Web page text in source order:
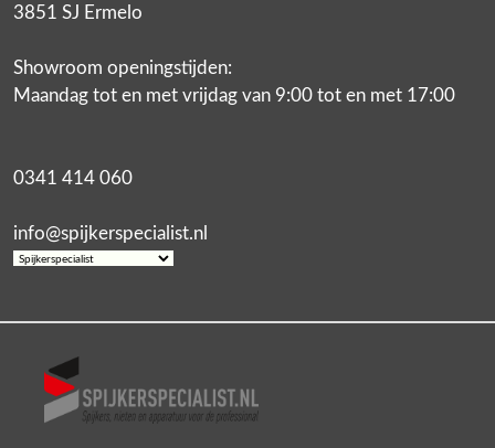
3851 SJ Ermelo
Showroom openingstijden:
Maandag tot en met vrijdag van 9:00 tot en met 17:00
0341 414 060
info@spijkerspecialist.nl